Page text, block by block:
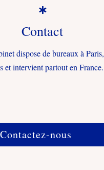

Contact
dispose de bureaux à Paris,
et intervient partout en France.
Contactez-nous